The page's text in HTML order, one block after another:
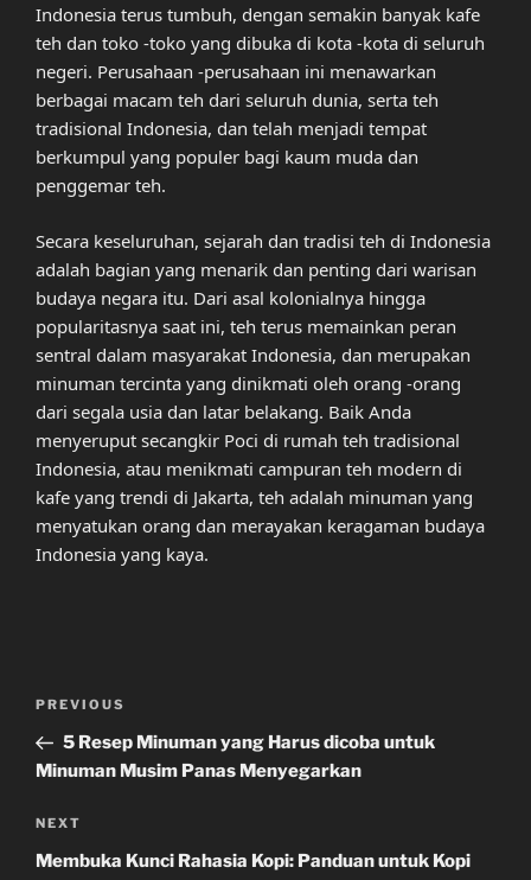
Indonesia terus tumbuh, dengan semakin banyak kafe
teh dan toko -toko yang dibuka di kota -kota di seluruh
negeri. Perusahaan -perusahaan ini menawarkan
berbagai macam teh dari seluruh dunia, serta teh
tradisional Indonesia, dan telah menjadi tempat
berkumpul yang populer bagi kaum muda dan
penggemar teh.
Secara keseluruhan, sejarah dan tradisi teh di Indonesia
adalah bagian yang menarik dan penting dari warisan
budaya negara itu. Dari asal kolonialnya hingga
popularitasnya saat ini, teh terus memainkan peran
sentral dalam masyarakat Indonesia, dan merupakan
minuman tercinta yang dinikmati oleh orang -orang
dari segala usia dan latar belakang. Baik Anda
menyeruput secangkir Poci di rumah teh tradisional
Indonesia, atau menikmati campuran teh modern di
kafe yang trendi di Jakarta, teh adalah minuman yang
menyatukan orang dan merayakan keragaman budaya
Indonesia yang kaya.
Previous
Post
PREVIOUS
5 Resep Minuman yang Harus dicoba untuk
Minuman Musim Panas Menyegarkan
Next
Post
NEXT
Membuka Kunci Rahasia Kopi: Panduan untuk Kopi